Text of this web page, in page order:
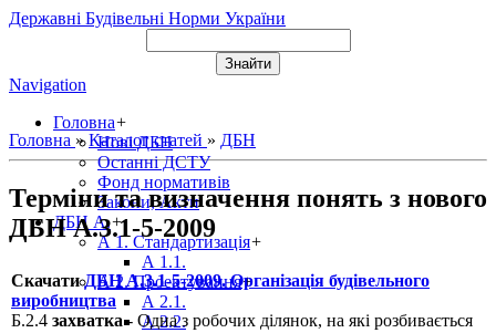
Державні Будівельні Норми України
Navigation
Головна+
Нові ДБН
Останні ДСТУ
Фонд нормативів
Закони, Акти
ДБН А.+
А 1. Стандартизація+
А 1.1.
А 2. Проектування+
А 2.1.
А 2.2.
Головна » Каталог статей » ДБН
Терміни та визначення понять з нового
ДБН А.3.1-5-2009
СкачатиДБН А.3.1-5-2009. Організація будівельного
виробництва
Б.2.4 захватка- Одна з робочих ділянок, на які розбивається